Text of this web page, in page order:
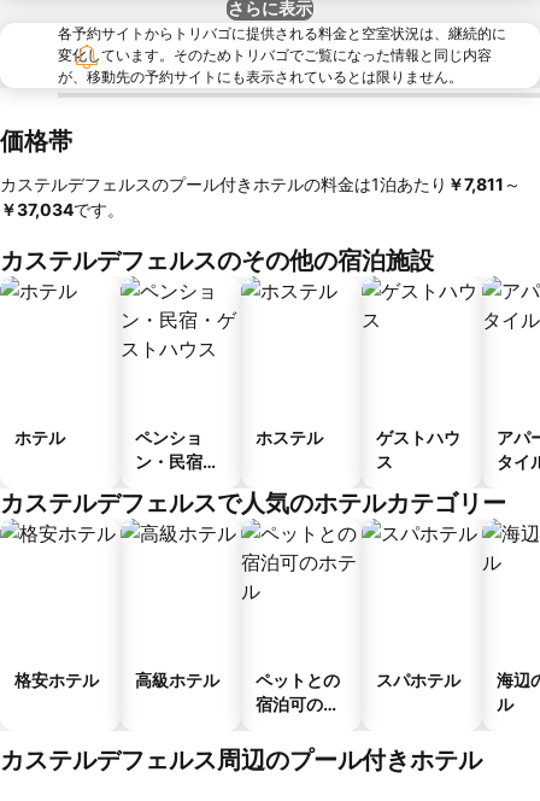
さらに表示
各予約サイトからトリバゴに提供される料金と空室状況は、継続的に
変化しています。そのためトリバゴでご覧になった情報と同じ内容
が、移動先の予約サイトにも表示されているとは限りません。
価格帯
カステルデフェルスのプール付きホテルの料金は1泊あたり ‎￥7,811 ～
￥37,034です。
カステルデフェルスのその他の宿泊施設
ホテル
ペンショ
ン・民宿・
ス
ホステル
ゲストハウ
ス
アパ
タイ
カステルデフェルスで人気のホテルカテゴリー
格安ホテル 高級ホテル
ペットとの
宿泊可のホ
スパホテル
海辺
ル
カステルデフェルス周辺のプール付きホテル